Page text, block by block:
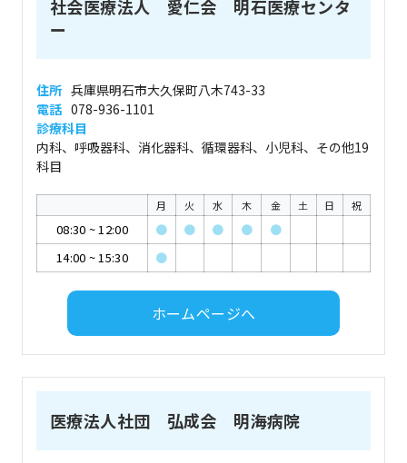
社会医療法人 愛仁会 明石医療センタ
ー
住所 兵庫県明石市大久保町八木743-33
電話 078-936-1101
診療科目
内科、呼吸器科、消化器科、循環器科、小児科、その他19
科目
月 火 水 木 金 土 日 祝
08:30 ~12:00 ● ● ● ●
●
14:00 ~15:30 ●
ホームページへ
医療法人社団 弘成会 明海病院